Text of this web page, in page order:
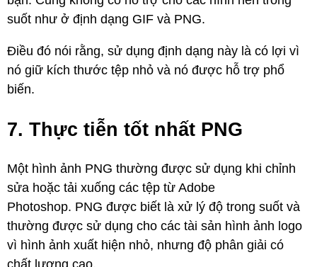
suốt như ở định dạng GIF và PNG.
Điều đó nói rằng, sử dụng định dạng này là có lợi vì
nó giữ kích thước tệp nhỏ và nó được hỗ trợ phổ
biến.
7. Thực tiễn tốt nhất PNG
Một hình ảnh PNG thường được sử dụng khi chỉnh
sửa hoặc tải xuống các tệp từ Adobe
Photoshop. PNG được biết là xử lý độ trong suốt và
thường được sử dụng cho các tài sản hình ảnh logo
vì hình ảnh xuất hiện nhỏ, nhưng độ phân giải có